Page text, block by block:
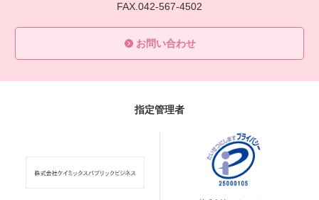
FAX.042-567-4502
お問い合わせ
指定管理者